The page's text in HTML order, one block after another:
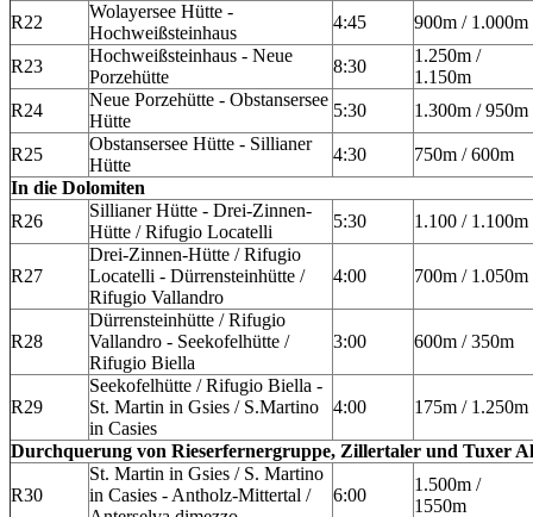
R22
Wolayersee Hütte -
Hochweißsteinhaus
4:45 900m / 1.000m
R23
Hochweißsteinhaus - Neue
Porzehütte
8:30
1.250m /
1.150m
R24
Neue Porzehütte - Obstansersee
Hütte
5:30 1.300m / 950m
R25
Obstansersee Hütte - Sillianer
Hütte
4:30
750m / 600m
In die Dolomiten
R26
Sillianer Hütte - Drei-Zinnen-
Hütte / Rifugio Locatelli
5:30 1.100 / 1.100m
R27
Drei-Zinnen-Hütte / Rifugio
Locatelli - Dürrensteinhütte /
Rifugio Vallandro
4:00 700m / 1.050m
R28
Dürrensteinhütte / Rifugio
Vallandro - Seekofelhütte /
Rifugio Biella
3:00 600m / 350m
R29
Seekofelhütte / Rifugio Biella -
St. Martin in Gsies / S.Martino
in Casies
4:00 175m / 1.250m
Durchquerung von Rieserfernergruppe, Zillertaler und Tuxer
R30
St. Martin in Gsies / S. Martino
in Casies - Antholz-Mittertal /
6:00
1.500m /
1550m